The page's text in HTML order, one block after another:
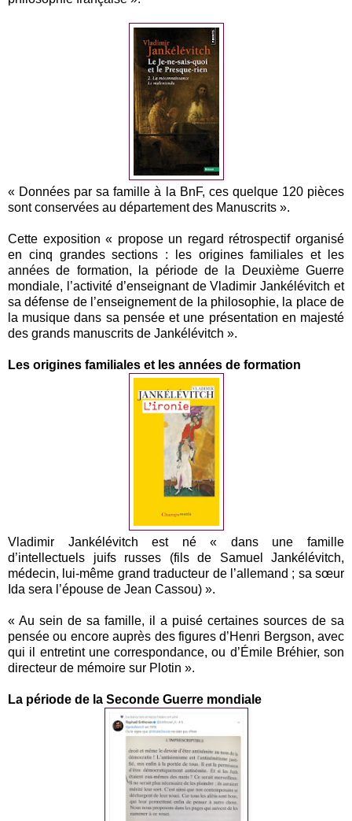
« Données par sa famille à la BnF, ces quelque 120 pièces
sont conservées au département des Manuscrits ».
Cette exposition « propose un regard rétrospectif organisé
en cinq grandes sections : les origines familiales et les
années de formation, la période de la Deuxième Guerre
mondiale, l’activité d’enseignant de Vladimir Jankélévitch et
sa défense de l’enseignement de la philosophie, la place de
la musique dans sa pensée et une présentation en majesté
des grands manuscrits de Jankélévitch ».
Les origines familiales et les années de formation
Vladimir Jankélévitch est né « dans une famille
d’intellectuels juifs russes (fils de Samuel Jankélévitch,
médecin, lui-même grand traducteur de l’allemand ; sa sœur
Ida sera l’épouse de Jean Cassou) ».
« Au sein de sa famille, il a puisé certaines sources de sa
pensée ou encore auprès des figures d’Henri Bergson, avec
qui il entretint une correspondance, ou d’Émile Bréhier, son
directeur de mémoire sur Plotin ».
La période de la Seconde Guerre mondiale